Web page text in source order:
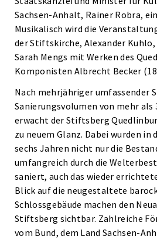
Sachsen-Anhalt, Rainer Robra,
Musikalisch wird die
der Stiftskirche, Alexander
Sarah Mengs mit Werken des
Komponisten Albrecht Becker
Nach mehrjähriger umfassender
Sanierungsvolumen von mehr als
erwacht der Stiftsberg
zu neuem Glanz. Dabei wurden in
sechs Jahren nicht nur die
umfangreich durch die
saniert, auch das wieder
Blick auf die neugestaltete
Schlossgebäude machen den
Stiftsberg sichtbar. Zahlreiche
vom Bund, dem Land Sachsen-